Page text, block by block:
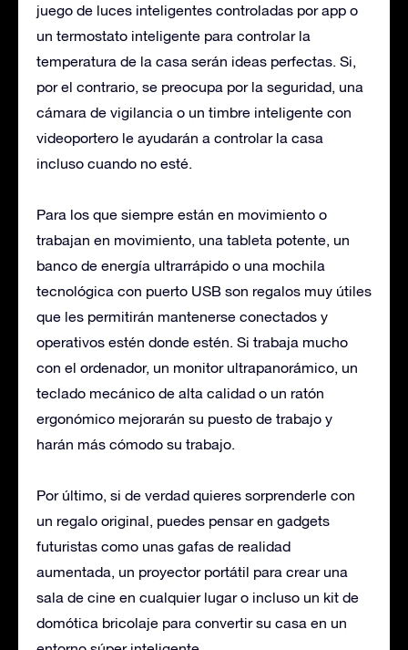
juego de luces inteligentes controladas por app o
un termostato inteligente para controlar la
temperatura de la casa serán ideas perfectas. Si,
por el contrario, se preocupa por la seguridad, una
cámara de vigilancia o un timbre inteligente con
videoportero le ayudarán a controlar la casa
incluso cuando no esté.
Para los que siempre están en movimiento o
trabajan en movimiento, una tableta potente, un
banco de energía ultrarrápido o una mochila
tecnológica con puerto USB son regalos muy útiles
que les permitirán mantenerse conectados y
operativos estén donde estén. Si trabaja mucho
con el ordenador, un monitor ultrapanorámico, un
teclado mecánico de alta calidad o un ratón
ergonómico mejorarán su puesto de trabajo y
harán más cómodo su trabajo.
Por último, si de verdad quieres sorprenderle con
un regalo original, puedes pensar en gadgets
futuristas como unas gafas de realidad
aumentada, un proyector portátil para crear una
sala de cine en cualquier lugar o incluso un kit de
domótica bricolaje para convertir su casa en un